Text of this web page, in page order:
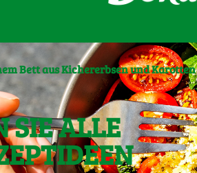
Bett aus Kichererbsen und Karotten
SIE ALLE